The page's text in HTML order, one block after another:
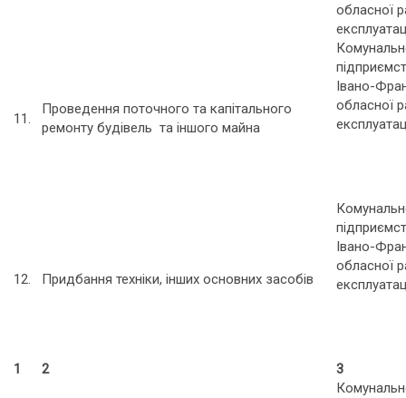
обласної
11.
Проведення поточного та капітального
ремонту будівель та іншого майна
Івано-
обласної
12. Придбання техніки, інших основних засобів
Івано-
обласної
1 2 3